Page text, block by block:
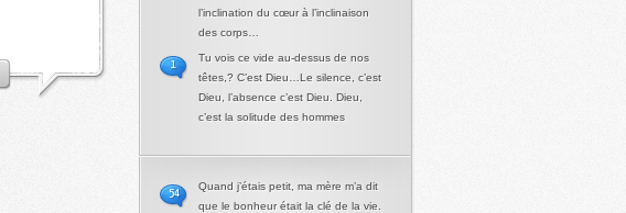
l’inclination du cœur à l’inclinaison
des corps…
Tu vois ce vide au-dessus de nos
têtes,? C’est Dieu…Le silence, c’est
Dieu, l’absence c’est Dieu. Dieu,
c’est la solitude des hommes
1
Quand j’étais petit, ma mère m’a dit
que le bonheur était la clé de la vie.
54